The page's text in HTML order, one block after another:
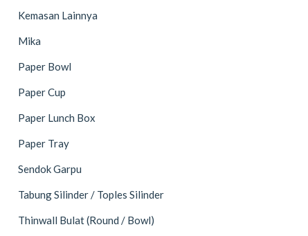
Kemasan Lainnya
Mika
Paper Bowl
Paper Cup
Paper Lunch Box
Paper Tray
Sendok Garpu
Tabung Silinder / Toples Silinder
Thinwall Bulat (Round / Bowl)